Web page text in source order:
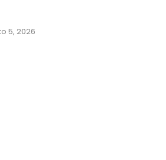
5, 2026